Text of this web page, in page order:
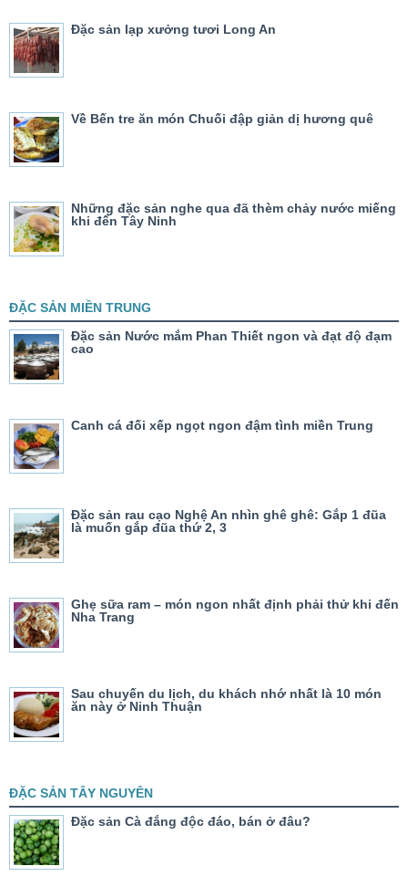
Đặc sản lạp xưởng tươi Long An
Về Bến tre ăn món Chuối đập giản dị hương quê
Những đặc sản nghe qua đã thèm chảy nước miếng
khi đến Tây Ninh
ĐẶC SẢN MIỀN TRUNG
Đặc sản Nước mắm Phan Thiết ngon và đạt độ đạm
cao
Canh cá đối xếp ngọt ngon đậm tình miền Trung
Đặc sản rau cạo Nghệ An nhìn ghê ghê: Gắp 1 đũa
là muốn gắp đũa thứ 2, 3
Ghẹ sữa ram – món ngon nhất định phải thử khi đến
Nha Trang
Sau chuyến du lịch, du khách nhớ nhất là 10 món
ăn này ở Ninh Thuận
ĐẶC SẢN TÂY NGUYÊN
Đặc sản Cà đắng độc đáo, bán ở đâu?